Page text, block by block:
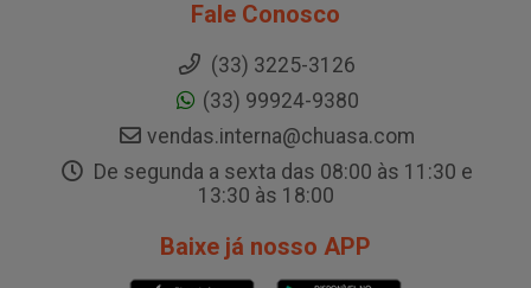
Fale Conosco
(33) 3225-3126
(33) 99924-9380
vendas.interna@chuasa.com
De segunda a sexta das 08:00 às 11:30 e
13:30 às 18:00
Baixe já nosso APP